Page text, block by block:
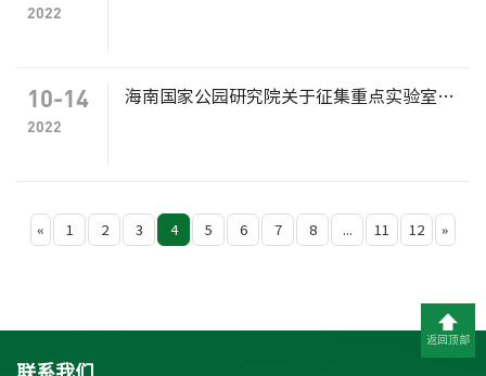
2022
10-14
2022
海南国家公园研究院关于征集重点实验室、重点新型智库、社科重点研究基地五年发展规划的公告
« 1 2 3 4 5 6 7 8 ... 11 12 »
返回顶部
联系我们